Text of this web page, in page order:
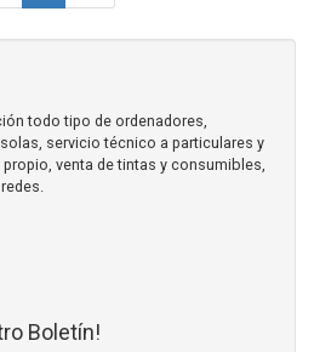
todo tipo de ordenadores,
servicio técnico a particulares y
venta de tintas y consumibles,
Boletín!